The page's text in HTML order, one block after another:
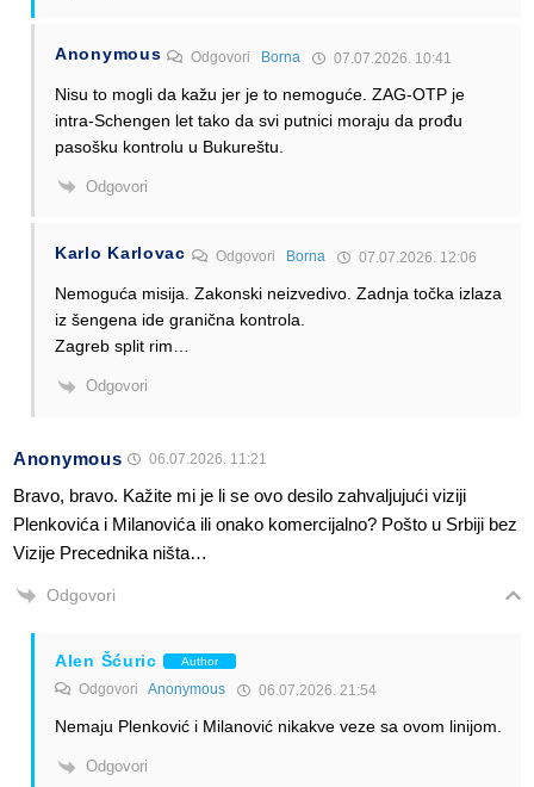
Anonymous Odgovori Borna 07.07.2026. 10:41
Nisu to mogli da kažu jer je to nemoguće. ZAG-OTP je
intra-Schengen let tako da svi putnici moraju da prođu
pasošku kontrolu u Bukureštu.
Odgovori
Karlo Karlovac Odgovori Borna 07.07.2026. 12:06
Nemoguća misija. Zakonski neizvedivo. Zadnja točka izlaza
iz šengena ide granična kontrola.
Zagreb split rim…
Odgovori
Anonymous 06.07.2026. 11:21
Bravo, bravo. Kažite mi je li se ovo desilo zahvaljujući viziji
Plenkovića i Milanovića ili onako komercijalno? Pošto u Srbiji bez
Vizije Precednika ništa…
Odgovori
Alen Šćuric Author
Odgovori Anonymous 06.07.2026. 21:54
Nemaju Plenković i Milanović nikakve veze sa ovom linijom.
Odgovori